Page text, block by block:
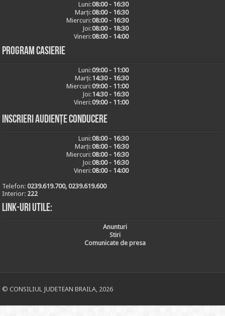
Luni:08:00 - 16:30
Marți:08:00 - 16:30
Miercuri:08:00 - 16:30
Joi:08:00 - 18:30
Vineri:08:00 - 14:00
Program casierie
Luni:09:00 - 11:00
Marți:14:30 - 16:30
Miercuri:09:00 - 11:00
Joi:14:30 - 16:30
Vineri:09:00 - 11:00
Inscrieri audiențe conducere
Luni:08:00 - 16:30
Marți:08:00 - 16:30
Miercuri:08:00 - 16:30
Joi:08:00 - 16:30
Vineri:08:00 - 14:00
Telefon:0239.619.700, 0239.619.600
Interior: 222
Link-uri utile:
Anunturi
Stiri
Comunicate de presa
© CONSILIUL JUDETEAN BRAILA, 2026